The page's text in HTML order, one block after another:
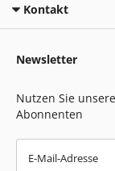
Kontakt
Newsletter
Nutzen Sie
Abonnenten
E-Mail-Adresse